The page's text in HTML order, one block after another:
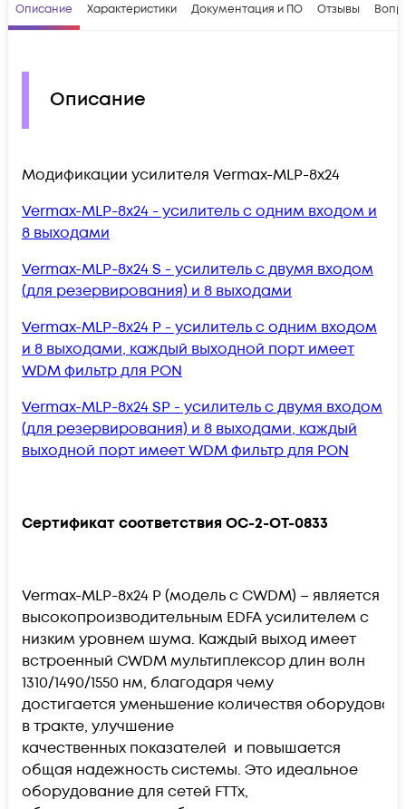
Описание Характеристики Документация и ПО Отзывы
Описание
Модификации усилителя Vermax-MLP-8x24
Vermax-MLP-8x24 - усилитель с одним входом и
8 выходами
Vermax-MLP-8x24 S - усилитель с двумя входом
(для резервирования) и 8 выходами
Vermax-MLP-8x24 P - усилитель с одним входом
и 8 выходами, каждый выходной порт имеет
WDM фильтр для PON
Vermax-MLP-8x24 SP - усилитель с двумя входом
(для резервирования) и 8 выходами, каждый
выходной порт имеет WDM фильтр для PON
Сертификат соответствия OC-2-OT-0833
Vermax-MLP-8x24 P (модель с CWDM) – является
высокопроизводительным EDFA усилителем с
низким уровнем шума. Каждый выход имеет
встроенный CWDM мультиплексор длин волн
1310/1490/1550 нм, благодаря чему
достигается уменьшение количествя
в тракте, улучшение
качественных показателей и повышается
общая надежность системы. Это идеальное
оборудование для сетей FTTx,